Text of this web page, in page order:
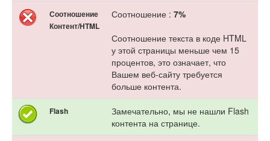
Соотношение
Контент/HTML
Соотношение : 7%
Соотношение текста в коде HTML
у этой страницы меньше чем 15
процентов, это означает, что
Вашем веб-сайту требуется
больше контента.
Flash
Замечательно, мы не нашли Flash
контента на странице.